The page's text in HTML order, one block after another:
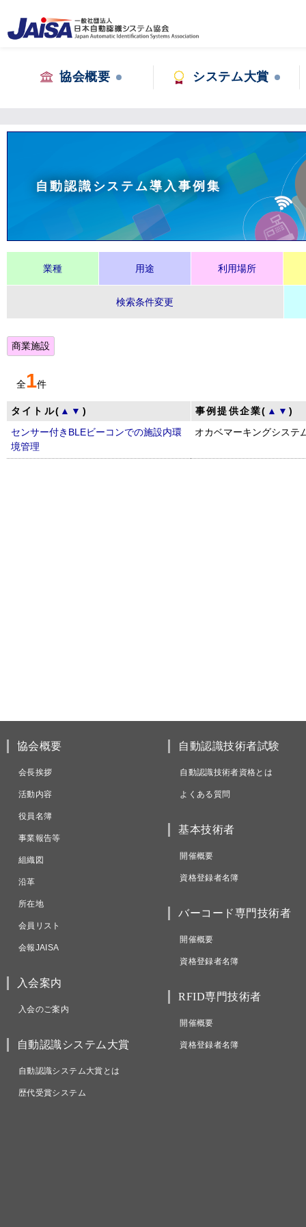
協会概要 システム大賞
自動認識システム導入事例集
業種 用途 利用場所
検索条件変更
商業施設
全1件
タイトル( ▲ ▼ ) 事例提供企業( ▲ ▼)
センサー付きBLEビーコンでの施設内環
境管理
オカベマーキングシステ
協会概要
会長挨拶
活動内容
役員名簿
事業報告等
組織図
沿革
所在地
会員リスト
会報JAISA
入会案内
入会のご案内
自動認識システム大賞
自動認識システム大賞とは
歴代受賞システム
自動認識技術者試験
自動認識技術者資格とは
よくある質問
基本技術者
開催概要
資格登録者名簿
バーコード専門技術者
開催概要
資格登録者名簿
RFID専門技術者
開催概要
資格登録者名簿